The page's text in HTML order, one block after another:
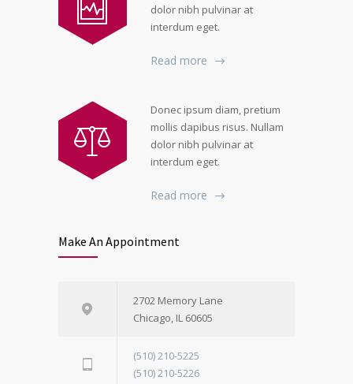
dolor nibh pulvinar at
interdum eget.
Read more
Donec ipsum diam, pretium
mollis dapibus risus. Nullam
dolor nibh pulvinar at
interdum eget.
Read more
Make An Appointment
2702 Memory Lane
Chicago, IL 60605
(510) 210-5225
(510) 210-5226